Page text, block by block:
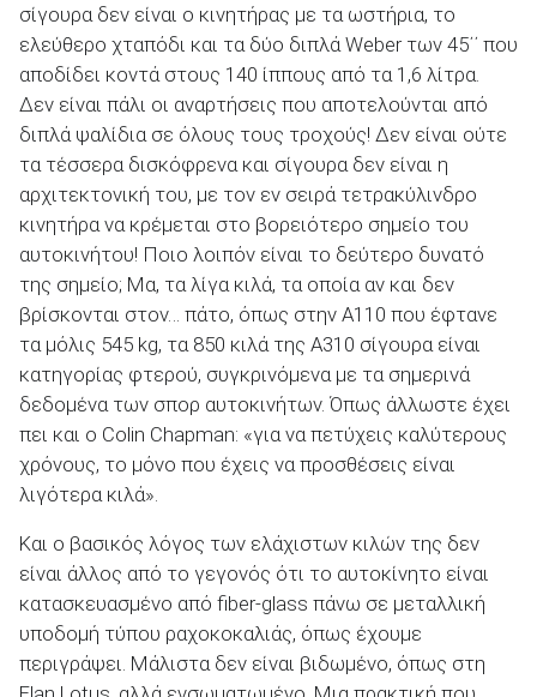
σίγουρα δεν είναι ο κινητήρας με τα ωστήρια, το
ελεύθερο χταπόδι και τα δύο διπλά Weber των 45΄΄ που
αποδίδει κοντά στους 140 ίππους από τα 1,6 λίτρα.
Δεν είναι πάλι οι αναρτήσεις που αποτελούνται από
διπλά ψαλίδια σε όλους τους τροχούς! Δεν είναι ούτε
τα τέσσερα δισκόφρενα και σίγουρα δεν είναι η
αρχιτεκτονική του, με τον εν σειρά τετρακύλινδρο
κινητήρα να κρέμεται στο βορειότερο σημείο του
αυτοκινήτου! Ποιο λοιπόν είναι το δεύτερο δυνατό
της σημείο; Μα, τα λίγα κιλά, τα οποία αν και δεν
βρίσκονται στον… πάτο, όπως στην Α110 που έφτανε
τα μόλις 545 kg, τα 850 κιλά της Α310 σίγουρα είναι
κατηγορίας φτερού, συγκρινόμενα με τα σημερινά
δεδομένα των σπορ αυτοκινήτων. Όπως άλλωστε έχει
πει και ο Colin Chapman: «για να πετύχεις καλύτερους
χρόνους, το μόνο που έχεις να προσθέσεις είναι
λιγότερα κιλά».
Και ο βασικός λόγος των ελάχιστων κιλών της δεν
είναι άλλος από το γεγονός ότι το αυτοκίνητο είναι
κατασκευασμένο από fiber-glass πάνω σε μεταλλική
υποδομή τύπου ραχοκοκαλιάς, όπως έχουμε
περιγράψει. Μάλιστα δεν είναι βιδωμένο, όπως στη